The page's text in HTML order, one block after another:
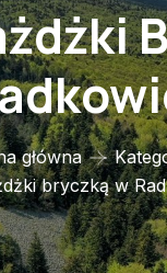
główna
bryczką w